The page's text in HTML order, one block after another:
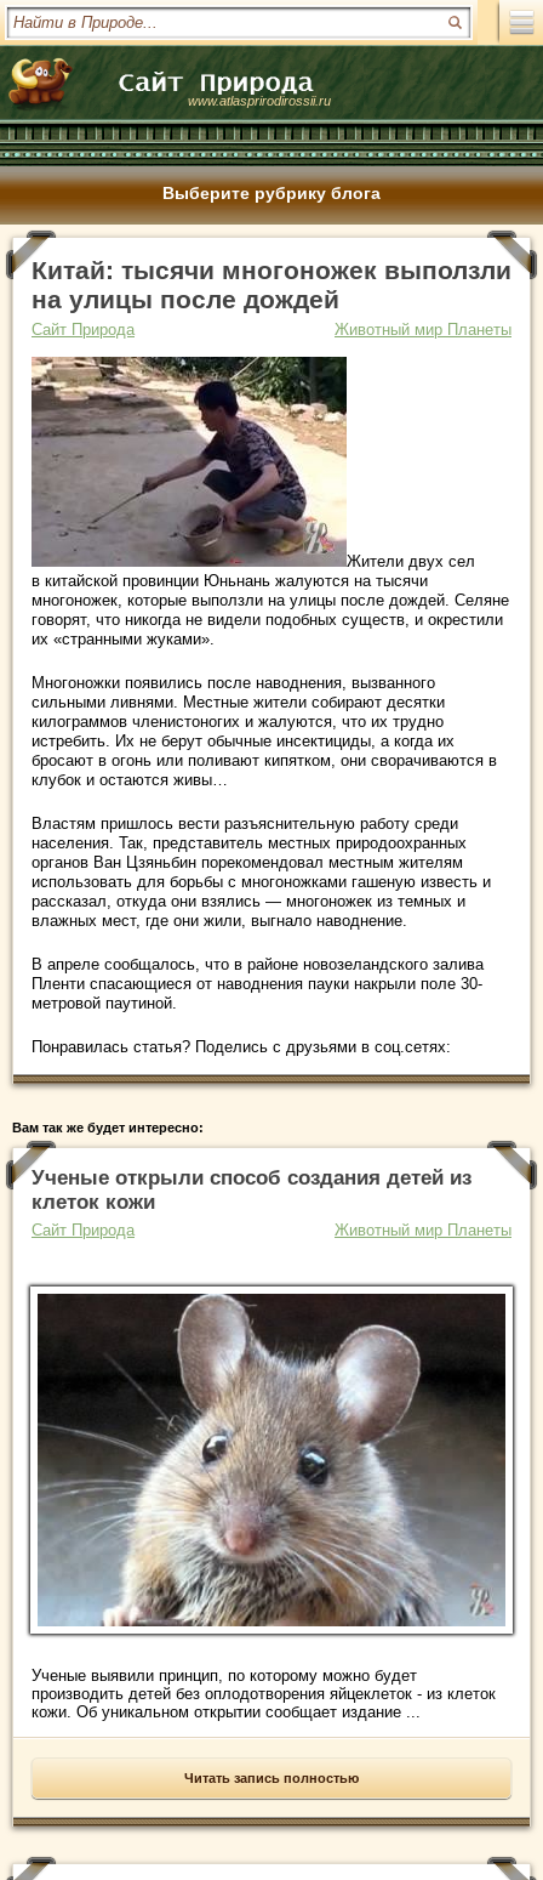
www.atlasprirodirossii.ru
Выберите рубрику блога
Китай: тысячи многоножек выползли
на улицы после дождей
Сайт Природа Животный мир Планеты
Жители двух сел
в китайской провинции Юньнань жалуются на тысячи
многоножек, которые выползли на улицы после дождей. Селяне
говорят, что никогда не видели подобных существ, и окрестили
их «странными жуками».
Многоножки появились после наводнения, вызванного
сильными ливнями. Местные жители собирают десятки
килограммов членистоногих и жалуются, что их трудно
истребить. Их не берут обычные инсектициды, а когда их
бросают в огонь или поливают кипятком, они сворачиваются в
клубок и остаются живы…
Властям пришлось вести разъяснительную работу среди
населения. Так, представитель местных природоохранных
органов Ван Цзяньбин порекомендовал местным жителям
использовать для борьбы с многоножками гашеную известь и
рассказал, откуда они взялись — многоножек из темных и
влажных мест, где они жили, выгнало наводнение.
В апреле сообщалось, что в районе новозеландского залива
Пленти спасающиеся от наводнения пауки накрыли поле 30-
метровой паутиной.
Понравилась статья? Поделись с друзьями в соц.сетях:
Вам так же будет интересно:
Ученые открыли способ создания детей из
клеток кожи
Сайт Природа Животный мир Планеты
Ученые выявили принцип, по которому можно будет
производить детей без оплодотворения яйцеклеток - из клеток
кожи. Об уникальном открытии сообщает издание ...
Читать запись полностью